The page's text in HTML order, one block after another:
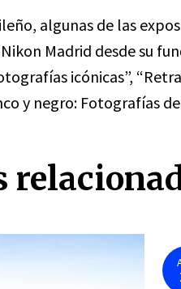
algunas de las
Madrid desde su
icónicas”,
y negro: Fotografías